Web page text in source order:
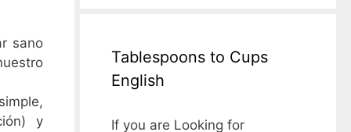
sano
y
Tablespoons to Cups
English
If you are Looking for